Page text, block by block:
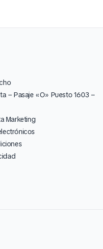
– Pasaje «O» Puesto 1603 –
Marketing